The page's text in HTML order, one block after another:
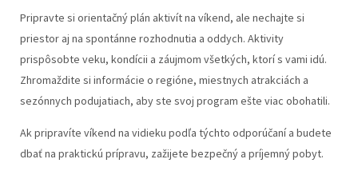
Pripravte si orientačný plán aktivít na víkend, ale nechajte si
priestor aj na spontánne rozhodnutia a oddych. Aktivity
prispôsobte veku, kondícii a záujmom všetkých, ktorí s vami idú.
Zhromaždite si informácie o regióne, miestnych atrakciách a
sezónnych podujatiach, aby ste svoj program ešte viac obohatili.
Ak pripravíte víkend na vidieku podľa týchto odporúčaní a budete
dbať na praktickú prípravu, zažijete bezpečný a príjemný pobyt.